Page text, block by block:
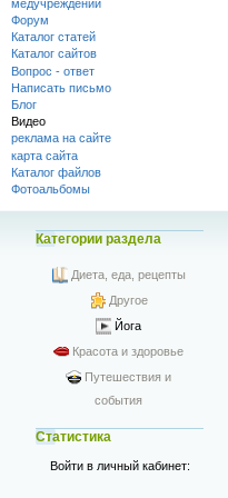
медучреждений
Форум
Каталог статей
Каталог сайтов
Вопрос - ответ
Написать письмо
Блог
Видео
реклама на сайте
карта сайта
Каталог файлов
Фотоальбомы
Категории раздела
Диета, еда, рецепты
Другое
Йога
Красота и здоровье
Путешествия и
события
Статистика
Войти в личный кабинет: